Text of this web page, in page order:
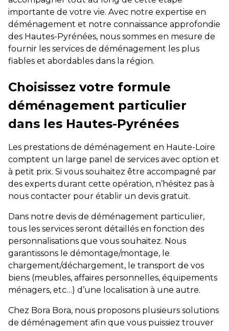
importante de votre vie. Avec notre expertise en
déménagement et notre connaissance approfondie
des Hautes-Pyrénées, nous sommes en mesure de
fournir les services de déménagement les plus
fiables et abordables dans la région.
Choisissez votre formule
déménagement particulier
dans les Hautes-Pyrénées
Les prestations de déménagement en Haute-Loire
comptent un large panel de services avec option et
à petit prix. Si vous souhaitez être accompagné par
des experts durant cette opération, n’hésitez pas à
nous contacter pour établir un devis gratuit.
Dans notre devis de déménagement particulier,
tous les services seront détaillés en fonction des
personnalisations que vous souhaitez. Nous
garantissons le démontage/montage, le
chargement/déchargement, le transport de vos
biens (meubles, affaires personnelles, équipements
ménagers, etc…) d’une localisation à une autre.
Chez Bora Bora, nous proposons plusieurs solutions
de déménagement afin que vous puissiez trouver